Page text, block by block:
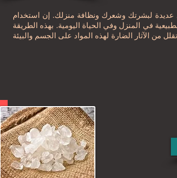
عديدة لبشرتك وشعرك ونظافة منزلك. إن استخدام
في المنزل وفي الحياة اليومية. بهذه الطريقة